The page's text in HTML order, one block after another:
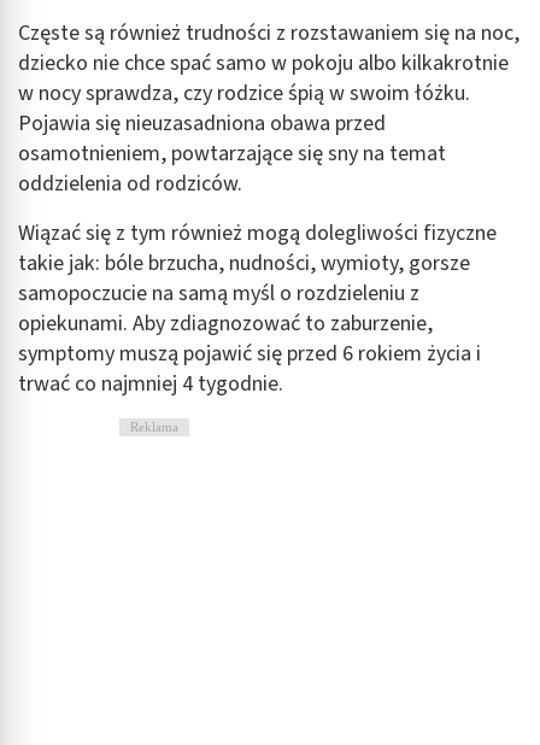
Częste są również trudności z rozstawaniem się na noc,
dziecko nie chce spać samo w pokoju albo kilkakrotnie
w nocy sprawdza, czy rodzice śpią w swoim łóżku.
Pojawia się nieuzasadniona obawa przed
osamotnieniem, powtarzające się sny na temat
oddzielenia od rodziców.
Wiązać się z tym również mogą dolegliwości fizyczne
takie jak: bóle brzucha, nudności, wymioty, gorsze
samopoczucie na samą myśl o rozdzieleniu z
opiekunami. Aby zdiagnozować to zaburzenie,
symptomy muszą pojawić się przed 6 rokiem życia i
trwać co najmniej 4 tygodnie.
Reklama